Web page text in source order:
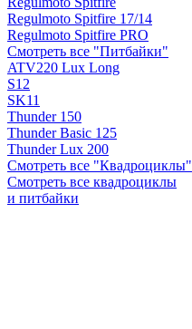
Regulmoto Spitfire 17/14
Regulmoto Spitfire PRO
Смотреть все "Питбайки"
ATV220 Lux Long
S12
SK11
Thunder 150
Thunder Basic 125
Thunder Lux 200
Смотреть все "Квадроциклы"
Смотреть все квадроциклы
и питбайки